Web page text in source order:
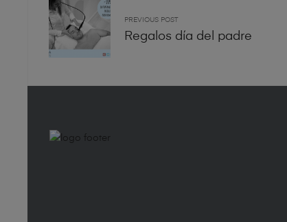
PREVIOUS POST
Regalos día del padre